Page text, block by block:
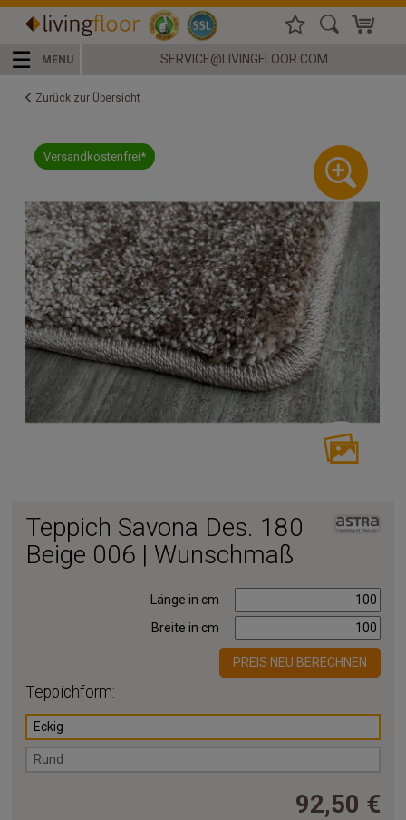
☰ MENU SERVICE@LIVINGFLOOR.COM
Zurück zur Übersicht
Versandkostenfrei*
Teppich Savona Des. 180
Beige 006 | Wunschmaß
Länge in cm
Breite in cm
PREIS NEU BERECHNEN
Teppichform:
Eckig
Rund
92,50 €